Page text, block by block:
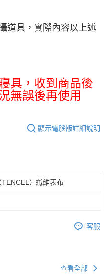
道具，實際內容以上述
具，收到商品後
無誤後再使用
顯示電腦版詳細說明
）纖維表布
客服
查看全部